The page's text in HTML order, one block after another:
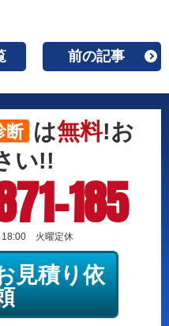
前の記事
断 は無料!お
い!!
185
18:00 火曜定休
見積り依